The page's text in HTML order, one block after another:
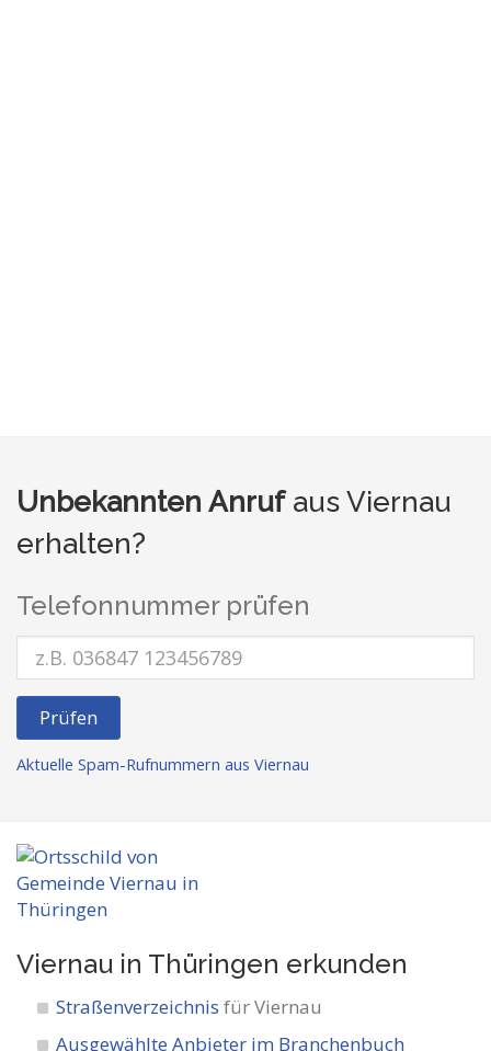
Unbekannten Anrufaus Viernau
erhalten?
Telefonnummer prüfen
Prüfen
Aktuelle Spam-Rufnummern aus Viernau
Viernau in Thüringen erkunden
Straßenverzeichnis für Viernau
Ausgewählte Anbieter im Branchenbuch